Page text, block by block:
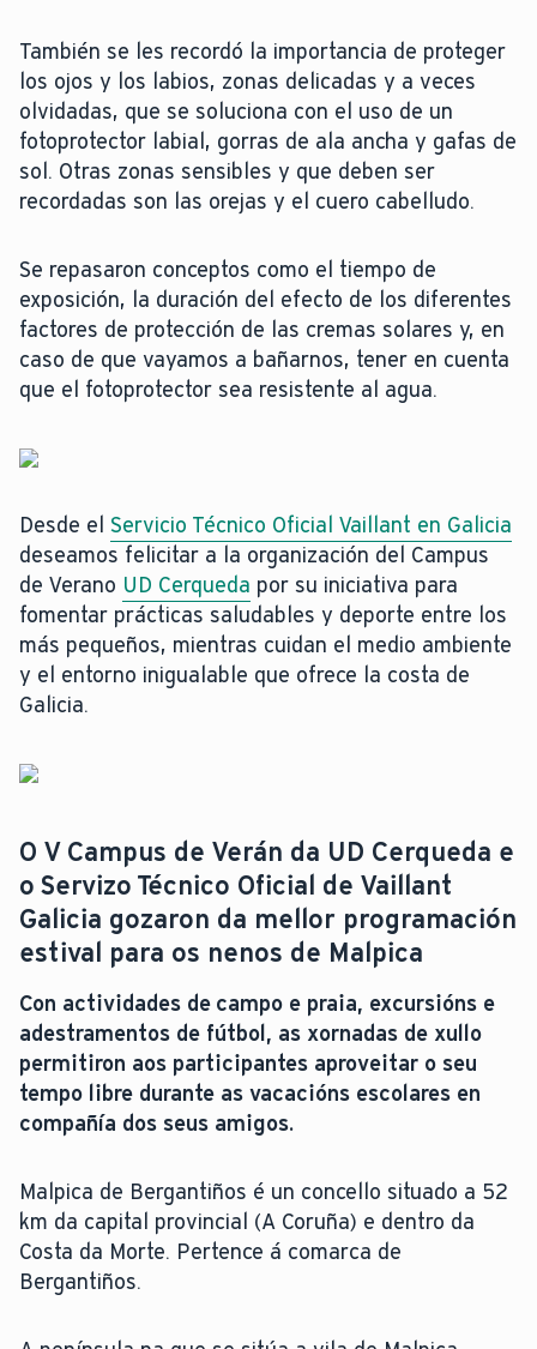
También se les recordó la importancia de proteger
los ojos y los labios, zonas delicadas y a veces
olvidadas, que se soluciona con el uso de un
fotoprotector labial, gorras de ala ancha y gafas de
sol. Otras zonas sensibles y que deben ser
recordadas son las orejas y el cuero cabelludo.
Se repasaron conceptos como el tiempo de
exposición, la duración del efecto de los diferentes
factores de protección de las cremas solares y, en
caso de que vayamos a bañarnos, tener en cuenta
que el fotoprotector sea resistente al agua.
Desde el Servicio Técnico Oficial Vaillant en Galicia
deseamos felicitar a la organización del Campus
de Verano UD Cerqueda por su iniciativa para
fomentar prácticas saludables y deporte entre los
más pequeños, mientras cuidan el medio ambiente
y el entorno inigualable que ofrece la costa de
Galicia.
O V Campus de Verán da UD Cerqueda e
o Servizo Técnico Oficial de Vaillant
Galicia gozaron da mellor programación
estival para os nenos de Malpica
Con actividades de campo e praia, excursións e
adestramentos de fútbol, as xornadas de xullo
permitiron aos participantes aproveitar o seu
tempo libre durante as vacacións escolares en
compañía dos seus amigos.
Malpica de Bergantiños é un concello situado a 52
km da capital provincial (A Coruña) e dentro da
Costa da Morte. Pertence á comarca de
Bergantiños.